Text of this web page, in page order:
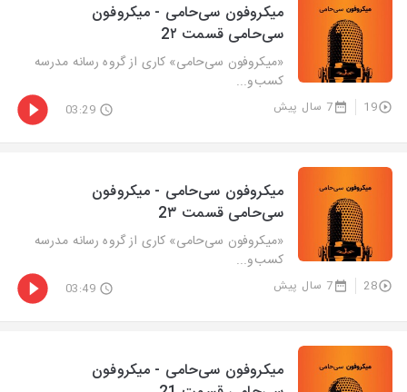
میکروفون سی‌حامی - میکروفون
سی‌حامی قسمت 2۲
«میکروفون سی‌حامی» کاری از گروه رسانه مدرسه
کسب‌و‌...
19 7 سال پیش 03:29
میکروفون سی‌حامی - میکروفون
سی‌حامی قسمت 2۳
«میکروفون سی‌حامی» کاری از گروه رسانه مدرسه
کسب‌و‌...
28 7 سال پیش 03:49
میکروفون سی‌حامی - میکروفون